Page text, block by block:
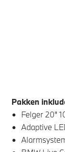
Pakken
Felger 20"
Adaptive